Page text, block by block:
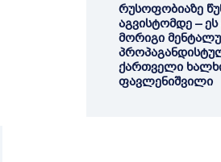
რუსოფობიაზე
აგვისტომდე –
მორიგი
ქართველი
ფავლენიშვილი